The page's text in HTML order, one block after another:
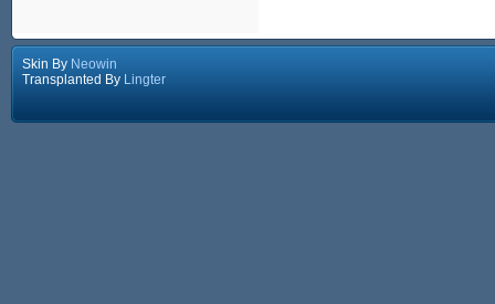
Skin By Neowin
Transplanted By Lingter